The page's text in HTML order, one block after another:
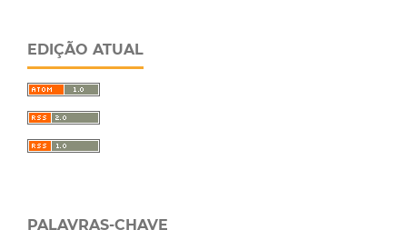
EDIÇÃO ATUAL
PALAVRAS-CHAVE